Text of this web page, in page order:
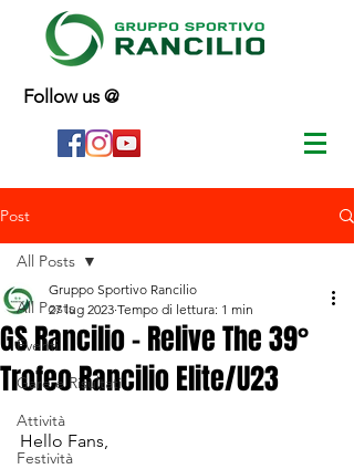
Follow us @
Post
All Posts
Eventi
Gare e Risultati
Attività
Festività
All Posts
GS Rancilio - Relive The 39°
Trofeo Rancilio Elite/U23
Gruppo Sportivo Rancilio
27 lug 2023 Tempo di lettura: 1 min
Hello Fans,